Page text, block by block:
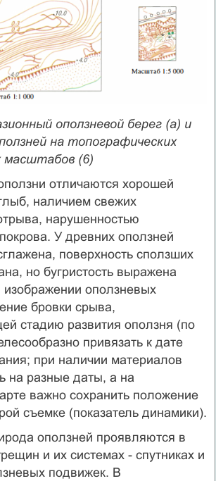
оползневой берег (а) и
на топографических
масштабов (6)
отличаются хорошей
наличием свежих
нарушенностью
У древних оползней
поверхность сползших
но бугристость выражена
изображении оползневых
бровки срыва,
стадию развития оползня (по
привязать к дате
при наличии материалов
на разные даты, а на
важно сохранить положение
съемке (показатель динамики).
оползней проявляются в
и их системах - спутниках и
подвижек. В